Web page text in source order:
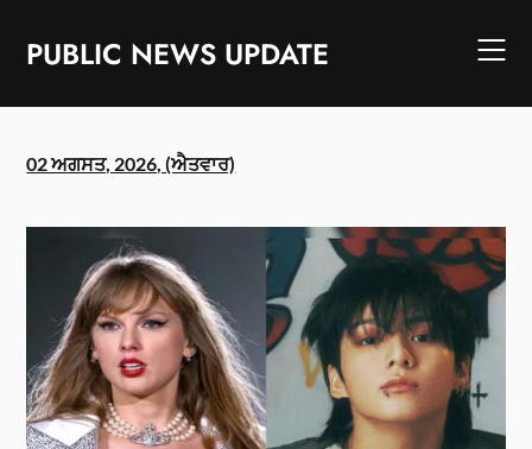
contentPUBLIC NEWS UPDATE
02 ਅਗਸਤ, 2026, (ਐਤਵਾਰ)